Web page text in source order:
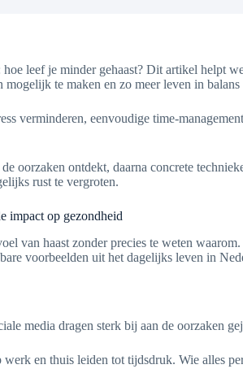
leef je minder gehaast? Dit artikel helpt
mogelijk te maken en zo meer leven in balans
verminderen, eenvoudige time-
oorzaken ontdekt, daarna concrete
rust te vergroten.
impact op gezondheid
van haast zonder precies te weten
voorbeelden uit het dagelijks leven in
media dragen sterk bij aan de oorzaken
werk en thuis leiden tot tijdsdruk. Wie alles